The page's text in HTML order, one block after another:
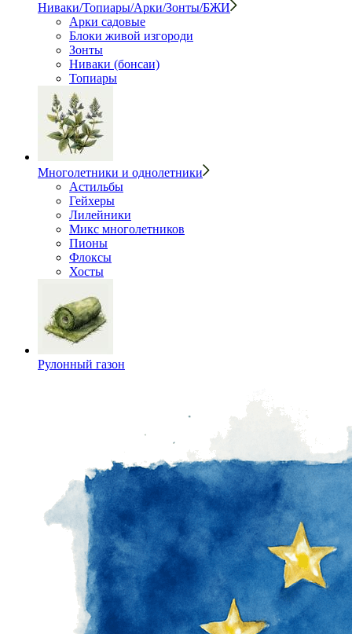
Ниваки/Топиары/Арки/Зонты/БЖИ
Арки садовые
Блоки живой изгороди
Зонты
Ниваки (бонсаи)
Топиары
Многолетники и однолетники
Астильбы
Гейхеры
Лилейники
Микс многолетников
Пионы
Флоксы
Хосты
Рулонный газон